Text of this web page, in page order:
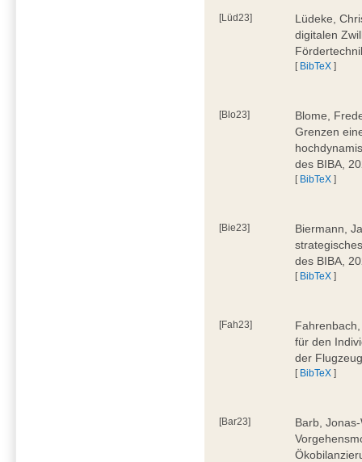
[Lüd23]
Lüdeke,
digitalen
[ BibTeX ]
[Blo23]
Blome,
Grenzen
des BIBA,
[ BibTeX ]
[Bie23]
Biermann,
des BIBA,
[ BibTeX ]
[Fah23]
für den
der
[ BibTeX ]
[Bar23]
Barb,